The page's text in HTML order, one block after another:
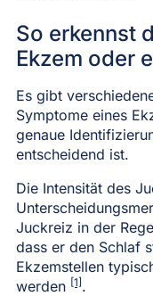
So erkennst
Ekzem oder
Es gibt
Symptome eines
genaue
entscheidend ist.
Die Intensität des
Juckreiz in der
dass er den Schlaf
Ekzemstellen
werden [1] .